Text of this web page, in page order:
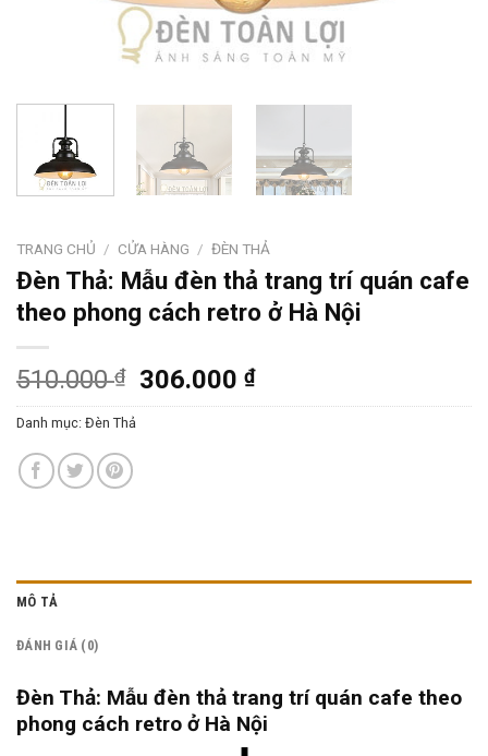
TRANG CHỦ / CỬA HÀNG / ĐÈN THẢ
Đèn Thả: Mẫu đèn thả trang trí quán cafe
theo phong cách retro ở Hà Nội
510.000₫ 306.000₫
Danh mục: Đèn Thả
MÔ TẢ
ĐÁNH GIÁ (0)
Đèn Thả: Mẫu đèn thả trang trí quán cafe theo
phong cách retro ở Hà Nội